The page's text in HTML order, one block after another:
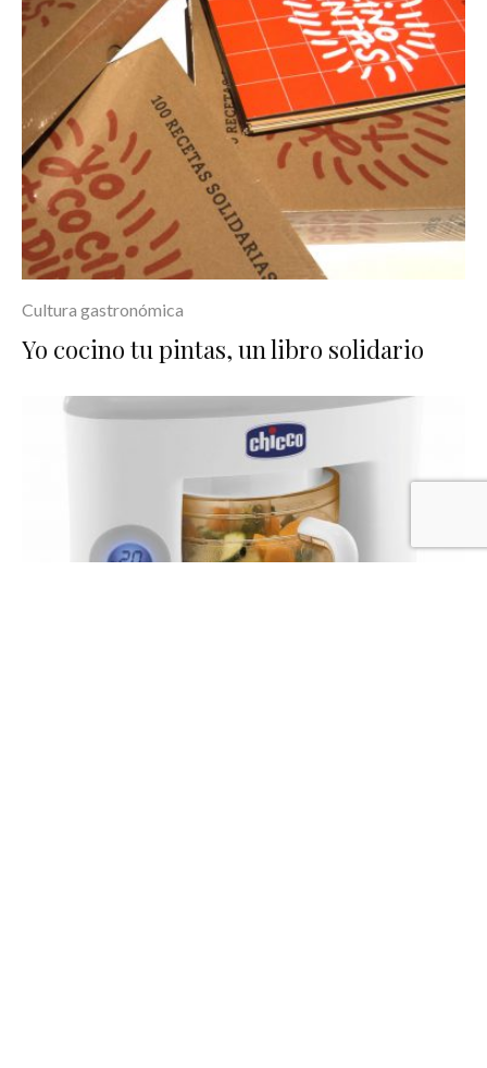
Cultura gastronómica
Yo cocino tu pintas, un libro solidario